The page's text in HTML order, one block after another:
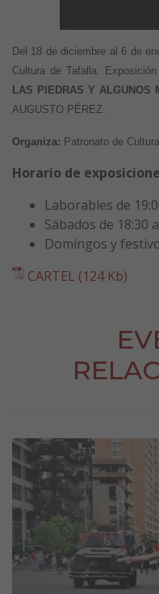
Del 18 de diciembre al 6 de
Cultura de Tafalla. Exposición
LAS PIEDRAS Y ALGUNOS
AUGUSTO PÉREZ.
Organiza: Patronato de Cultura.
Horario de
Laborables de
Sábados de 18:30
Domingos y
CARTEL (124 Kb)